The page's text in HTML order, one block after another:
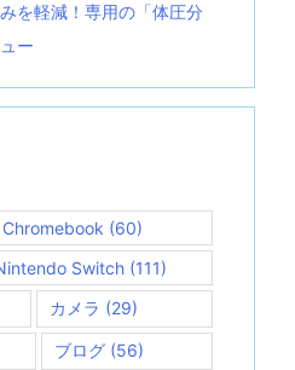
を軽減！専用の「体圧分
ー
Chromebook (60)
Switch(111)
カメラ (29)
ブログ (56)